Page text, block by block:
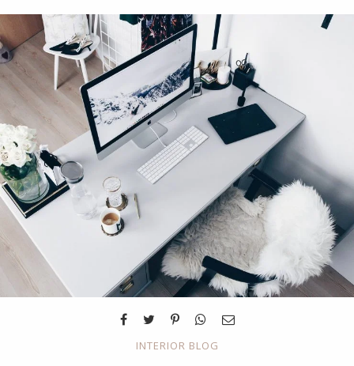
INTERIOR BLOG